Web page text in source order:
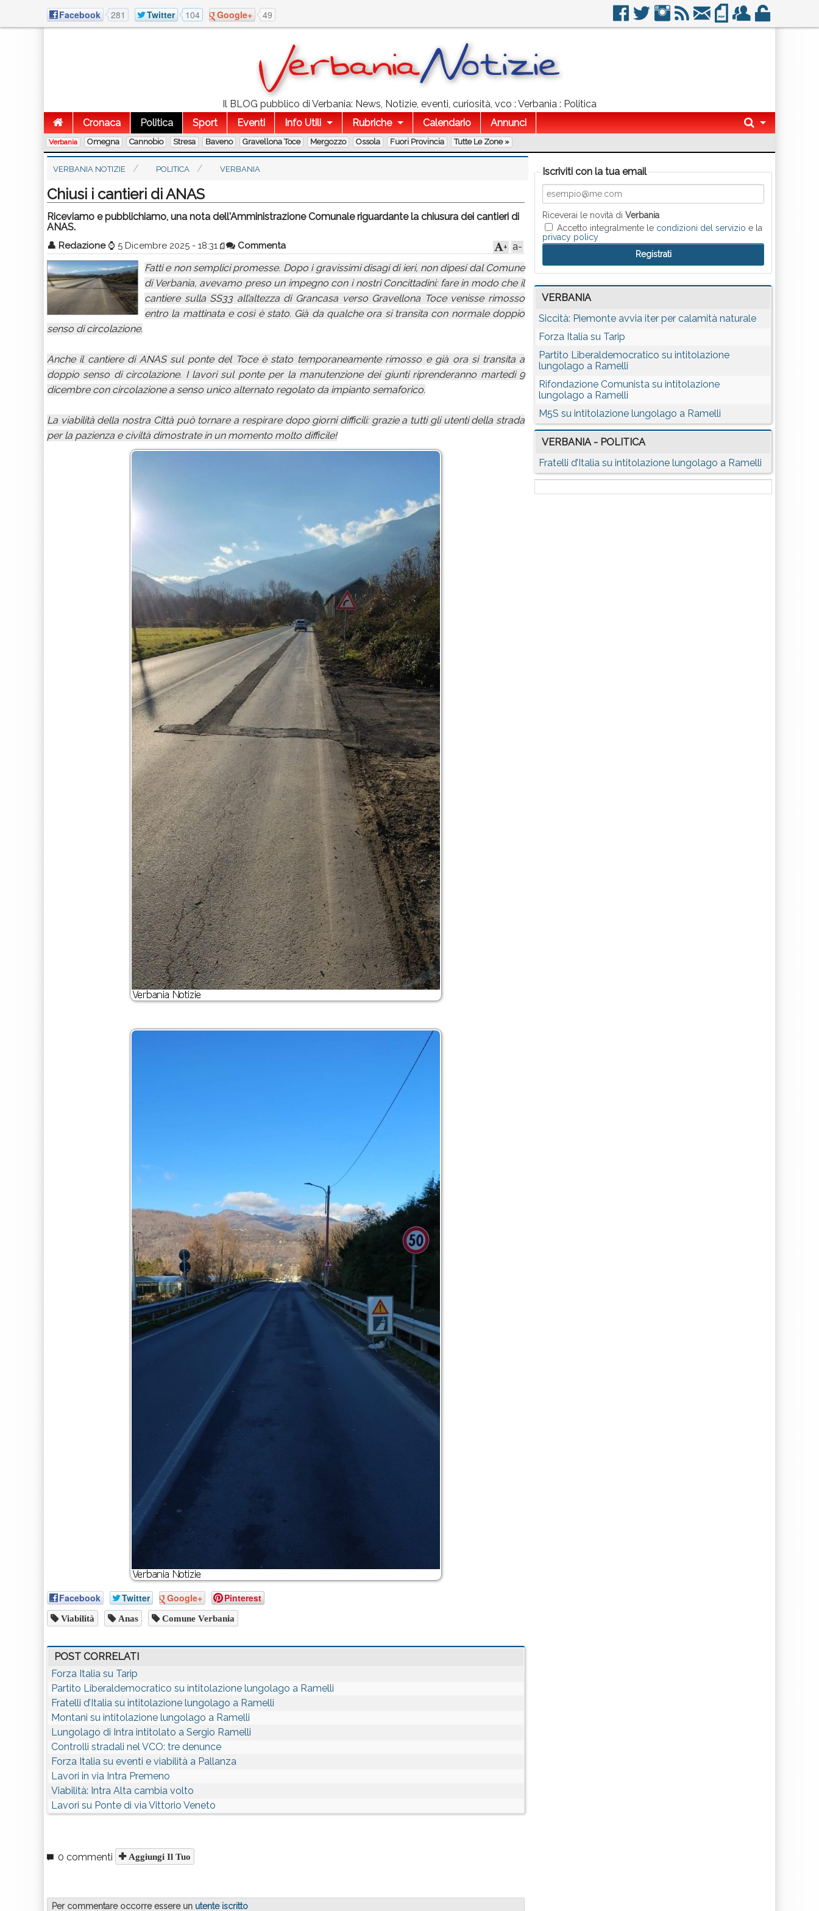
Facebook 281 Twitter 104 Google+ 49
Il BLOG pubblico di Verbania: News, Notizie, eventi, curiosità, vco : Verbania : Politica
Cronaca
Politica Sport Eventi Info Utili Rubriche Calendario Annunci
Verbania Omegna Cannobio Stresa Baveno Gravellona Toce Mergozzo Ossola Fuori Provincia Tutte Le Zone »
VERBANIA NOTIZIE POLITICA VERBANIA
Chiusi i cantieri di ANAS
Riceviamo e pubblichiamo, una nota dell'Amministrazione Comunale riguardante la chiusura dei cantieri di
ANAS.
👤 Redazione ⌚ 5 Dicembre 2025 - 18:31 Commenta a-
+
Fatti e non semplici promesse. Dopo i gravissimi disagi di ieri, non dipesi dal Comune
di Verbania, avevamo preso un impegno con i nostri Concittadini: fare in modo che il
cantiere sulla SS33 all’altezza di Grancasa verso Gravellona Toce venisse rimosso
entro la mattinata e così è stato. Già da qualche ora si transita con normale doppio
senso di circolazione.
Anche il cantiere di ANAS sul ponte del Toce è stato temporaneamente rimosso e già ora si transita a
doppio senso di circolazione. I lavori sul ponte per la manutenzione dei giunti riprenderanno martedì 9
dicembre con circolazione a senso unico alternato regolato da impianto semaforico.
La viabilità della nostra Città può tornare a respirare dopo giorni difficili: grazie a tutti gli utenti della strada
per la pazienza e civiltà dimostrate in un momento molto difficile!
Facebook Twitter Google+ Pinterest
Viabilità Anas Comune Verbania
POST CORRELATI
Forza Italia su Tarip
Partito Liberaldemocratico su intitolazione lungolago a Ramelli
Fratelli d’Italia su intitolazione lungolago a Ramelli
Montani su intitolazione lungolago a Ramelli
Lungolago di Intra intitolato a Sergio Ramelli
Controlli stradali nel VCO: tre denunce
Forza Italia su eventi e viabilità a Pallanza
Lavori in via Intra Premeno
Viabilità: Intra Alta cambia volto
Lavori su Ponte di via Vittorio Veneto
0 commenti Aggiungi Il Tuo
Per commentare occorre essere un utente iscritto
Iscriviti con la tua email
Riceverai le novità diVerbania
Accetto integralmente le condizioni del servizio e la
privacy policy
VERBANIA
Siccità: Piemonte avvia iter per calamità naturale
Forza Italia su Tarip
Partito Liberaldemocratico su intitolazione
lungolago a Ramelli
Rifondazione Comunista su intitolazione
lungolago a Ramelli
M5S su intitolazione lungolago a Ramelli
VERBANIA - POLITICA
Fratelli d’Italia su intitolazione lungolago a Ramelli